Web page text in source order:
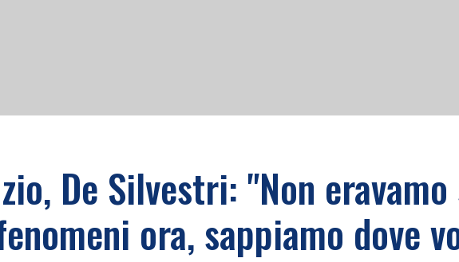
De Silvestri: "Non
ora, sappiamo dove